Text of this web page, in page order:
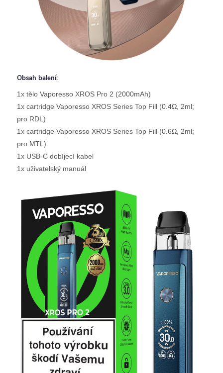
Obsah balení:
1x tělo Vaporesso XROS Pro 2 (2000mAh)
1x cartridge Vaporesso XROS Series Top Fill (0.4Ω, 2ml;
pro RDL)
1x cartridge Vaporesso XROS Series Top Fill (0.6Ω, 2ml;
pro MTL)
1x USB-C dobíjecí kabel
1x uživatelský manuál